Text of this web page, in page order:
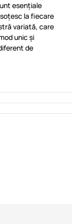
esențiale
la fiecare
variată, care
unic și
de